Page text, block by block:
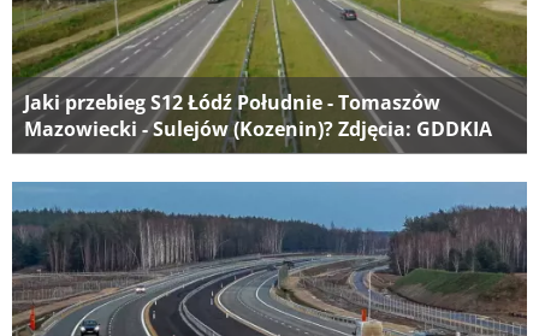
Jaki przebieg S12 Łódź Południe - Tomaszów
Mazowiecki - Sulejów (Kozenin)? Zdjęcia: GDDKIA